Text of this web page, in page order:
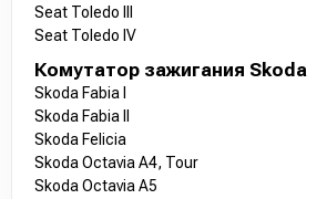
Seat Toledo III
Seat Toledo IV
Комутатор зажигания Skoda
Skoda Fabia I
Skoda Fabia II
Skoda Felicia
Skoda Octavia A4, Tour
Skoda Octavia A5